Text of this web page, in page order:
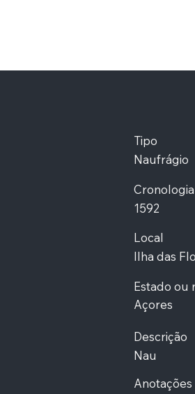
Tipo
Naufrágio
Cronologia
1592
Local
Ilha das
Estado ou
Açores
Descrição
Nau
Anotações